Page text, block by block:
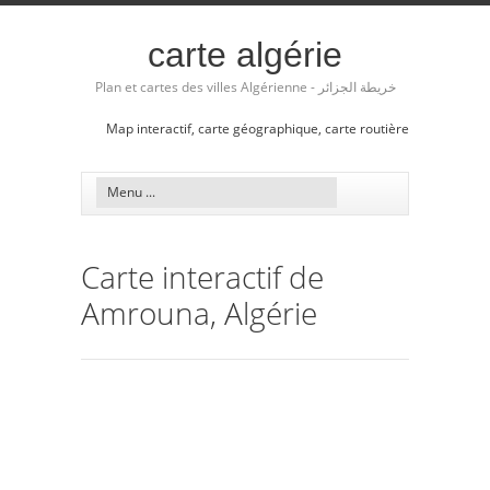
carte algérie
Plan et cartes des villes Algérienne - خريطة الجزائر
Map interactif, carte géographique, carte routière
Carte interactif de
Amrouna, Algérie